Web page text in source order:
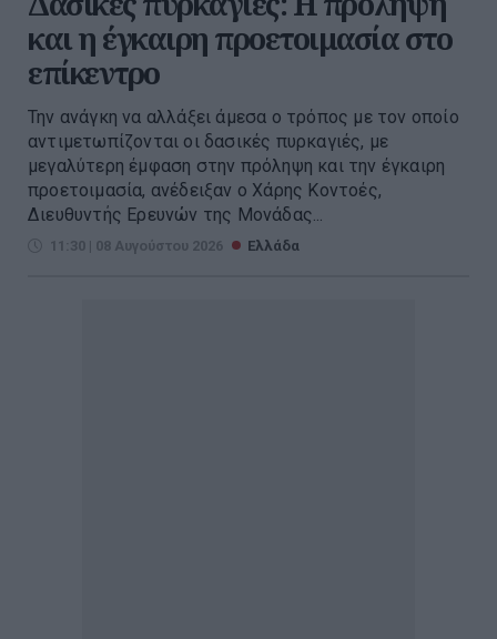
και η έγκαιρη προετοιμασία στο
επίκεντρο
Την ανάγκη να αλλάξει άμεσα ο τρόπος με τον οποίο
αντιμετωπίζονται οι δασικές πυρκαγιές, με
μεγαλύτερη έμφαση στην πρόληψη και την έγκαιρη
προετοιμασία, ανέδειξαν ο Χάρης Κοντοές,
Διευθυντής Ερευνών της Μονάδας...
11:30 | 08 Αυγούστου 2026 Ελλάδα